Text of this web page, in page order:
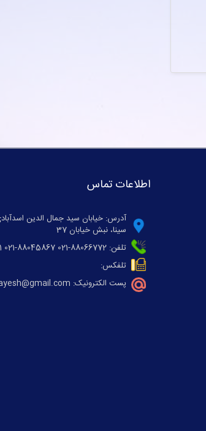
اطلاعات تماس
آدرس: خیابان سید جمال الدین
سینا، نبش خیابان 37
تلفن: 88066772-021 88045867-021 86053321-021
تلفکس:
پست الکترونیک: anjomanpalayesh@gmail.com